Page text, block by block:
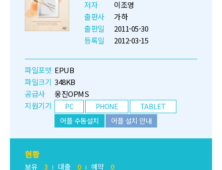
저자
이조영
출판사
가하
출판일
2011-05-30
등록일
2012-03-15
파일포맷 EPUB
파일크기 348KB
공급사
웅진OPMS
지원기기
PC PHONE
TABLET
어플 수동설치
어플 설치 안내
현황
보유 3 대출 0 예약 0